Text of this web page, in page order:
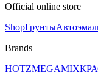
Official online store
ShopГрунты
Brands
HOTZMEGAMIX